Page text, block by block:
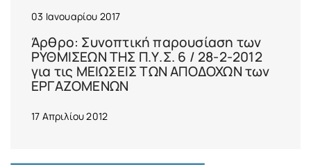
03 Ιανουαρίου 2017
Άρθρο: Συνοπτική παρουσίαση των
ΡΥΘΜΙΣΕΩΝ ΤΗΣ Π.Υ.Σ. 6 / 28-2-2012
για τις ΜΕΙΩΣΕΙΣ ΤΩΝ ΑΠΟΔΟΧΩΝ των
ΕΡΓΑΖΟΜΕΝΩΝ
17 Απριλίου 2012